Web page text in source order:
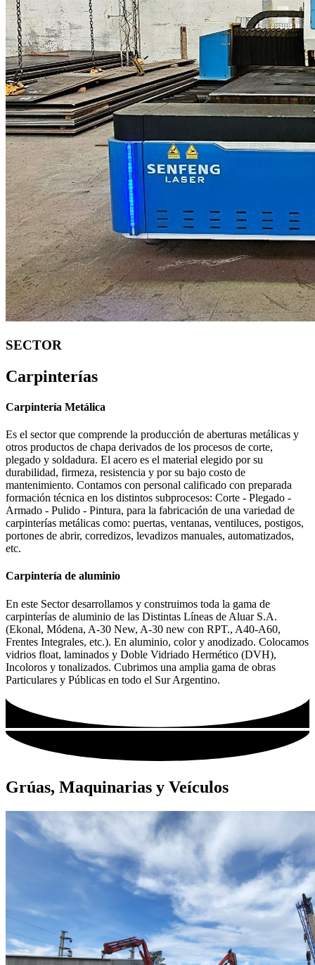
SECTOR
Carpinterías
Carpintería Metálica
Es el sector que comprende la producción de aberturas metálicas y
otros productos de chapa derivados de los procesos de corte,
plegado y soldadura. El acero es el material elegido por su
durabilidad, firmeza, resistencia y por su bajo costo de
mantenimiento. Contamos con personal calificado con preparada
formación técnica en los distintos subprocesos: Corte - Plegado -
Armado - Pulido - Pintura, para la fabricación de una variedad de
carpinterías metálicas como: puertas, ventanas, ventiluces, postigos,
portones de abrir, corredizos, levadizos manuales, automatizados,
etc.
Carpintería de aluminio
En este Sector desarrollamos y construimos toda la gama de
carpinterías de aluminio de las Distintas Líneas de Aluar S.A.
(Ekonal, Módena, A-30 New, A-30 new con RPT., A40-A60,
Frentes Integrales, etc.). En aluminio, color y anodizado. Colocamos
vidrios float, laminados y Doble Vidriado Hermético (DVH),
Incoloros y tonalizados. Cubrimos una amplia gama de obras
Particulares y Públicas en todo el Sur Argentino.
Grúas, Maquinarias y Veículos